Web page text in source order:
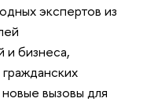
экспертов из
и бизнеса,
вызовы для